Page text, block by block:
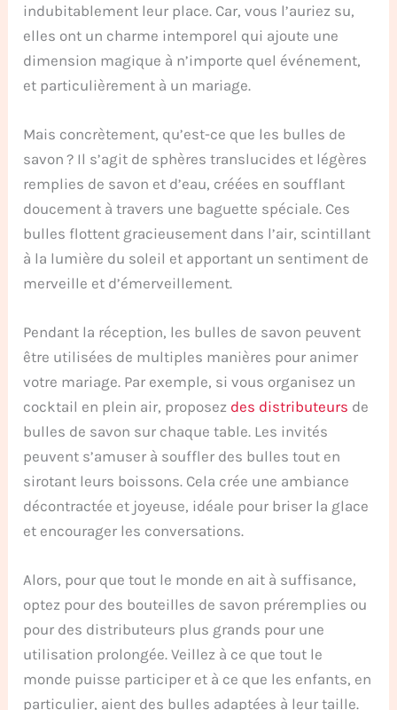
indubitablement leur place. Car, vous l’auriez su,
elles ont un charme intemporel qui ajoute une
dimension magique à n’importe quel événement,
et particulièrement à un mariage.
Mais concrètement, qu’est-ce que les bulles de
savon ? Il s’agit de sphères translucides et légères
remplies de savon et d’eau, créées en soufflant
doucement à travers une baguette spéciale. Ces
bulles flottent gracieusement dans l’air, scintillant
à la lumière du soleil et apportant un sentiment de
merveille et d’émerveillement.
Pendant la réception, les bulles de savon peuvent
être utilisées de multiples manières pour animer
votre mariage. Par exemple, si vous organisez un
cocktail en plein air, proposez des distributeurs de
bulles de savon sur chaque table. Les invités
peuvent s’amuser à souffler des bulles tout en
sirotant leurs boissons. Cela crée une ambiance
décontractée et joyeuse, idéale pour briser la glace
et encourager les conversations.
Alors, pour que tout le monde en ait à suffisance,
optez pour des bouteilles de savon préremplies ou
pour des distributeurs plus grands pour une
utilisation prolongée. Veillez à ce que tout le
monde puisse participer et à ce que les enfants, en
particulier, aient des bulles adaptées à leur taille.